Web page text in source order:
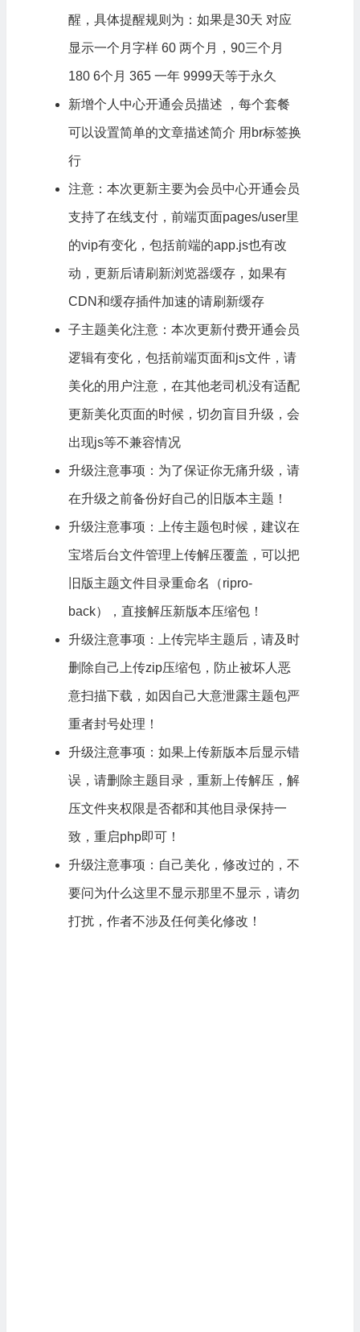
醒，具体提醒规则为：如果是30天 对应
显示一个月字样 60 两个月，90三个月
180 6个月 365 一年 9999天等于永久
新增个人中心开通会员描述 ，每个套餐
可以设置简单的文章描述简介 用br标签换
行
注意：本次更新主要为会员中心开通会员
支持了在线支付，前端页面pages/user里
的vip有变化，包括前端的app.js也有改
动，更新后请刷新浏览器缓存，如果有
CDN和缓存插件加速的请刷新缓存
子主题美化注意：本次更新付费开通会员
逻辑有变化，包括前端页面和js文件，请
美化的用户注意，在其他老司机没有适配
更新美化页面的时候，切勿盲目升级，会
出现js等不兼容情况
升级注意事项：为了保证你无痛升级，请
在升级之前备份好自己的旧版本主题！
升级注意事项：上传主题包时候，建议在
宝塔后台文件管理上传解压覆盖，可以把
旧版主题文件目录重命名（ripro-
back），直接解压新版本压缩包！
升级注意事项：上传完毕主题后，请及时
删除自己上传zip压缩包，防止被坏人恶
意扫描下载，如因自己大意泄露主题包严
重者封号处理！
升级注意事项：如果上传新版本后显示错
误，请删除主题目录，重新上传解压，解
压文件夹权限是否都和其他目录保持一
致，重启php即可！
升级注意事项：自己美化，修改过的，不
要问为什么这里不显示那里不显示，请勿
打扰，作者不涉及任何美化修改！